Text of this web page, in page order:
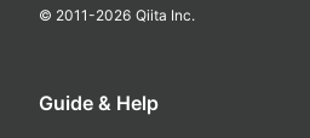
© 2011-2026 Qiita Inc.
Guide & Help